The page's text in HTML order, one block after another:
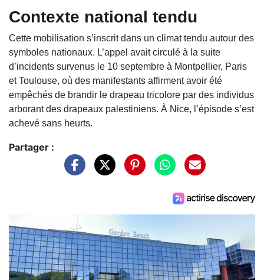
Contexte national tendu
Cette mobilisation s’inscrit dans un climat tendu autour des
symboles nationaux. L’appel avait circulé à la suite
d’incidents survenus le 10 septembre à Montpellier, Paris
et Toulouse, où des manifestants affirment avoir été
empêchés de brandir le drapeau tricolore par des individus
arborant des drapeaux palestiniens. À Nice, l’épisode s’est
achevé sans heurts.
Partager :